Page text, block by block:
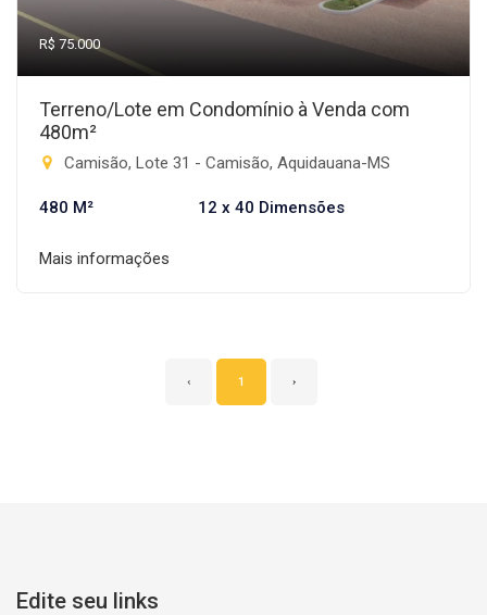
R$ 75.000
Terreno/Lote em Condomínio à Venda com
480m²
Camisão, Lote 31 - Camisão, Aquidauana-MS
480 M² 12 x 40 Dimensões
Mais informações
‹ 1 ›
Edite seu links